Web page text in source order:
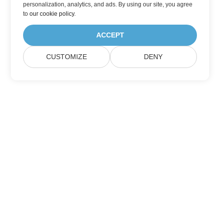
personalization, analytics, and ads. By using our site, you agree
toour cookie policy.
ACCEPT
CUSTOMIZE DENY